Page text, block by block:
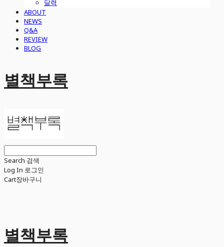
달력
ABOUT
NEWS
Q&A
REVIEW
BLOG
별책부록
Search 검색
Log In 로그인
Cart장바구니
별책부록